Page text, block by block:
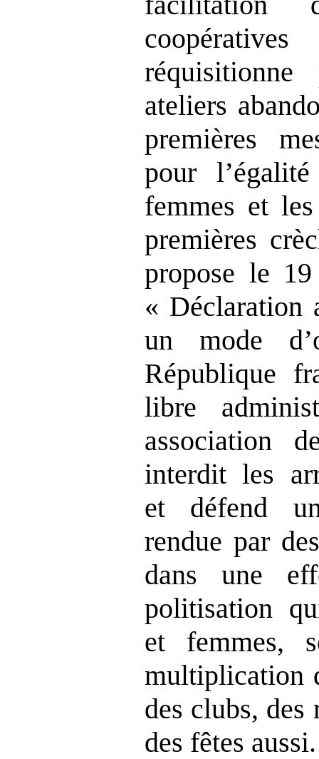
ateliers
premières
pour
femmes et
premières
propose le
« Déclaration
un mode
République
libre
association
interdit les
et défend
rendue par
dans une
politisation
et femmes,
multiplication
des clubs, des
des fêtes aussi.